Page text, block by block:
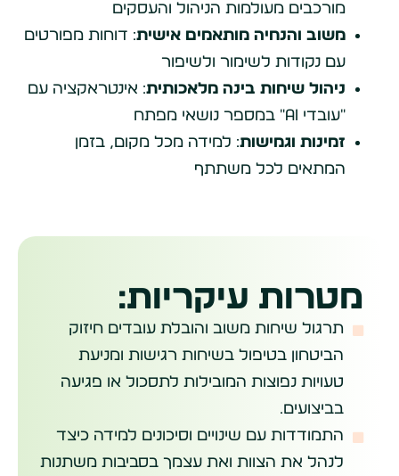
מורכבים מעולמות הניהול והעסקים
משוב והנחיה מותאמים אישית: דוחות מפורטים
עם נקודות לשימור ולשיפור
ניהול שיחות בינה מלאכותית: אינטראקציה עם
"עובדי AI" במספר נושאי מפתח
זמינות וגמישות: למידה מכל מקום, בזמן
המתאים לכל משתתף
מטרות עיקריות:
תרגול שיחות משוב והובלת עובדים חיזוק
הביטחון בטיפול בשיחות רגישות ומניעת
טעויות נפוצות המובילות לתסכול או פגיעה
בביצועים.
התמודדות עם שינויים וסיכונים למידה כיצד
לנהל את הצוות ואת עצמך בסביבות משתנות